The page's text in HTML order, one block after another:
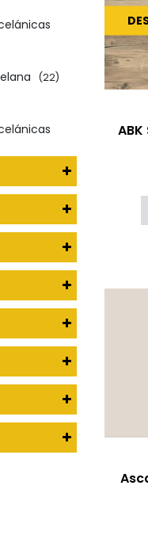
(22)
Blaker